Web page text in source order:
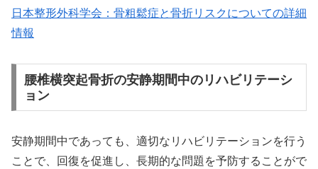
日本整形外科学会：骨粗鬆症と骨折リスクについての詳細
情報
腰椎横突起骨折の安静期間中のリハビリテーシ
ョン
安静期間中であっても、適切なリハビリテーションを行う
ことで、回復を促進し、長期的な問題を予防することがで